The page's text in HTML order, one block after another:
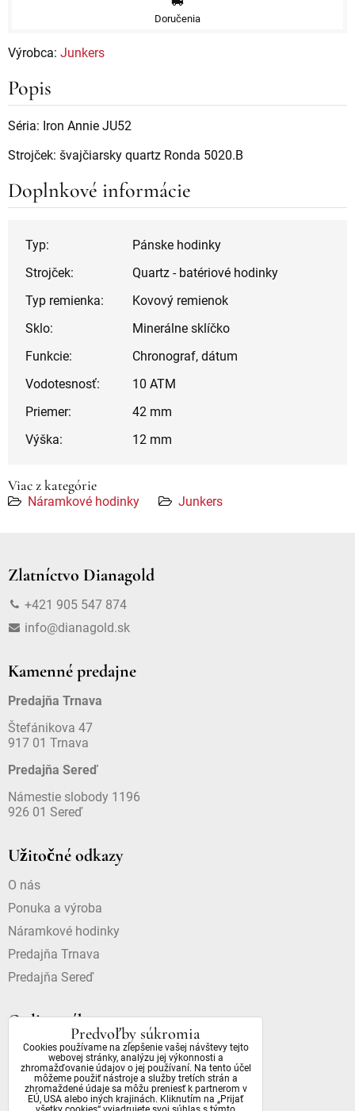
Doručenia
Výrobca: Junkers
Popis
Séria: Iron Annie JU52
Strojček: švajčiarsky quartz Ronda 5020.B
Doplnkové informácie
Typ:
Pánske hodinky
Strojček:
Quartz - batériové hodinky
Typ remienka:
Kovový remienok
Sklo:
Minerálne sklíčko
Funkcie:
Chronograf, dátum
Vodotesnosť:
10 ATM
Priemer:
42 mm
Výška:
12 mm
Viac z kategórie
Náramkové hodinky Junkers
Zlatníctvo Dianagold
+421 905 547 874
info@dianagold.sk
Kamenné predajne
Predajňa Trnava
Štefánikova 47
917 01 Trnava
Predajňa Sereď
Námestie slobody 1196
926 01 Sereď
Užitočné odkazy
O nás
Ponuka a výroba
Náramkové hodinky
Predajňa Trnava
Predajňa Sereď
Online nákup
Doprava a platba
Dostupnosť a dôležité informácie
Obchodné podmienky
Predvoľby súkromia
Cookies používame na zlepšenie vašej návštevy tejto
webovej stránky, analýzu jej výkonnosti a
zhromažďovanie údajov o jej používaní. Na tento účel
môžeme použiť nástroje a služby tretích strán a
zhromaždené údaje sa môžu preniesť k partnerom v
EÚ, USA alebo iných krajinách. Kliknutím na „Prijať